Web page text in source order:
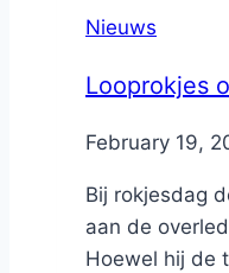
Nieuws
Looprokjes
ByNicole
February 19,
Bij rokjesdag
aan de
Hoewel hij de